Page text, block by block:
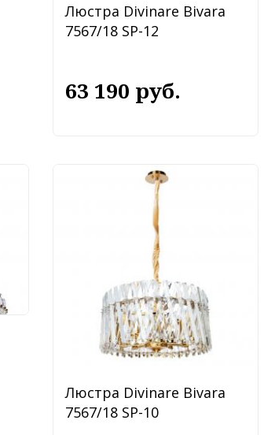
Люстра Divinare Bivara
7567/18 SP-12
63 190 руб.
Люстра Divinare Bivara
7567/18 SP-10